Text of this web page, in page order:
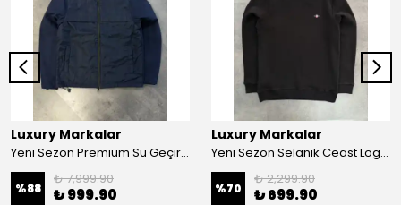
Luxury Markalar
Yeni Sezon Premium Su Geçirmez Polarlı Shoftshell Mont
%88
₺ 7,999.90
₺ 999.90
Luxury Markalar
Yeni Sezon Selanik Ceast Logo Sweatshirt
%70
₺ 2,299.90
₺ 699.90